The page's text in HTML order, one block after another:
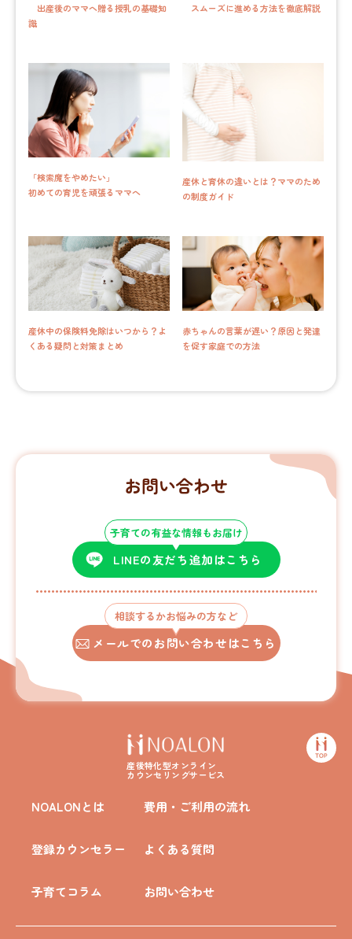
出産後のママへ贈る授乳の基礎知
識
スムーズに進める方法を徹底解説
「検索魔をやめたい」
初めての育児を頑張るママへ
産休と育休の違いとは？ママのため
の制度ガイド
産休中の保険料免除はいつから？よ
くある疑問と対策まとめ
赤ちゃんの言葉が遅い？原因と発達
を促す家庭での方法
お問い合わせ
子育ての有益な情報もお届け
LINEの友だち追加はこちら
相談するかお悩みの方など
メールでのお問い合わせはこちら
産後特化型オンライン
カウンセリングサービス
NOALONとは 費用・ご利用の流れ
登録カウンセラー よくある質問
子育てコラム お問い合わせ